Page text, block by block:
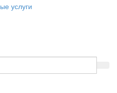
услуги